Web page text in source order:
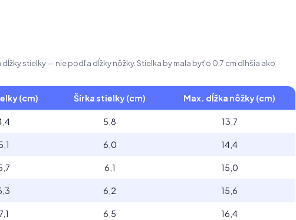
stielky — nie podľa dĺžky nôžky. Stielka by mala byť o 0,7 cm dlhšia ako
(cm) Šírka stielky (cm) Max. dĺžka nôžky (cm)
5,8 13,7
6,0 14,4
6,1 15,0
6,2 15,6
6,5 16,4